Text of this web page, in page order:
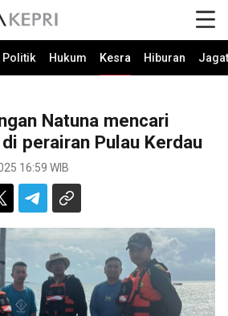
Politik Hukum Kesra Hiburan Jagat
Natuna mencari
perairan Pulau Kerdau
16:59 WIB